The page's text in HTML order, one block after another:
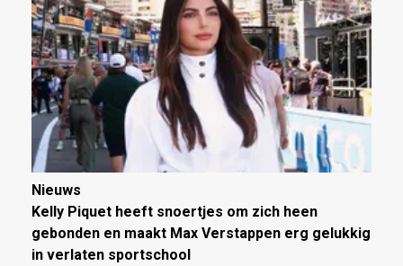
Nieuws
Kelly Piquet heeft snoertjes om zich heen
gebonden en maakt Max Verstappen erg gelukkig
in verlaten sportschool